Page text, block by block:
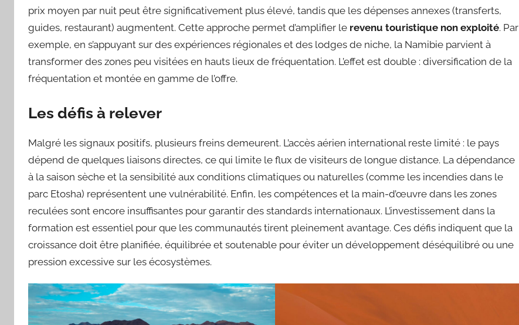
prix moyen par nuit peut être significativement plus élevé, tandis que les dépenses annexes (transferts,
guides, restaurant) augmentent. Cette approche permet d’amplifier le revenu touristique non exploité. Par
exemple, en s’appuyant sur des expériences régionales et des lodges de niche, la Namibie parvient à
transformer des zones peu visitées en hauts lieux de fréquentation. L’effet est double : diversification de la
fréquentation et montée en gamme de l’offre.
Les défis à relever
Malgré les signaux positifs, plusieurs freins demeurent. L’accès aérien international reste limité : le pays
dépend de quelques liaisons directes, ce qui limite le flux de visiteurs de longue distance. La dépendance
à la saison sèche et la sensibilité aux conditions climatiques ou naturelles (comme les incendies dans le
parc Etosha) représentent une vulnérabilité. Enfin, les compétences et la main-d’œuvre dans les zones
reculées sont encore insuffisantes pour garantir des standards internationaux. L’investissement dans la
formation est essentiel pour que les communautés tirent pleinement avantage. Ces défis indiquent que la
croissance doit être planifiée, équilibrée et soutenable pour éviter un développement déséquilibré ou une
pression excessive sur les écosystèmes.